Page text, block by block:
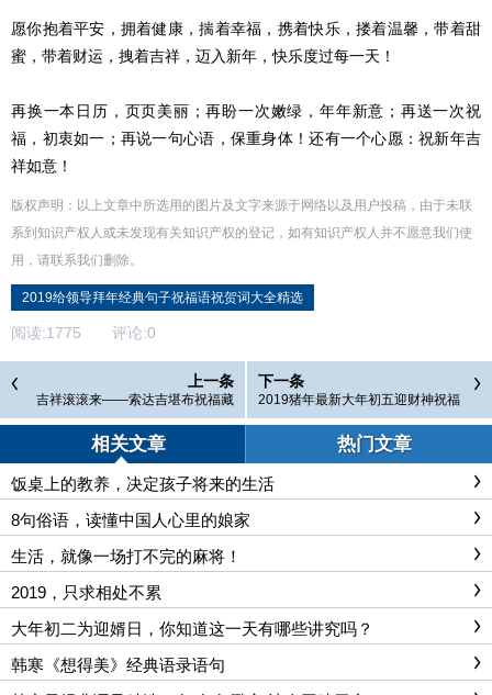
愿你抱着平安，拥着健康，揣着幸福，携着快乐，搂着温馨，带着甜
蜜，带着财运，拽着吉祥，迈入新年，快乐度过每一天！
再换一本日历，页页美丽；再盼一次嫩绿，年年新意；再送一次祝
福，初衷如一；再说一句心语，保重身体！还有一个心愿：祝新年吉
祥如意！
版权声明：以上文章中所选用的图片及文字来源于网络以及用户投稿，由于未联
系到知识产权人或未发现有关知识产权的登记，如有知识产权人并不愿意我们使
用，请联系我们删除
2019给领导拜年经典句子祝福语祝贺词大全精选
阅读:1775 评论:0
上一条
吉祥滚滚来——索达吉堪布祝福藏
下一条
2019猪年最新大年初五迎财神祝福
相关文章 热门文章
饭桌上的教养，决定孩子将来的生活
8句俗语，读懂中国人心里的娘家
生活，就像一场打不完的麻将！
2019，只求相处不累
大年初二为迎婿日，你知道这一天有哪些讲究吗？
韩寒《想得美》经典语录语句